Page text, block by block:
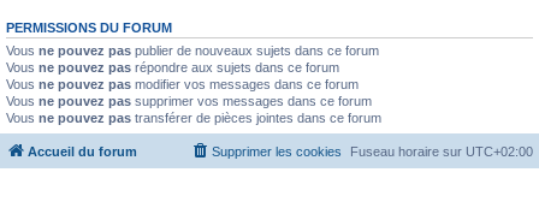
PERMISSIONS DU FORUM
Vous ne pouvez pas publier de nouveaux sujets dans ce forum
Vous ne pouvez pas répondre aux sujets dans ce forum
Vous ne pouvez pas modifier vos messages dans ce forum
Vous ne pouvez pas supprimer vos messages dans ce forum
Vous ne pouvez pas transférer de pièces jointes dans ce forum
Accueil du forum Fuseau horaire sur UTC+02:00
Supprimer les cookies